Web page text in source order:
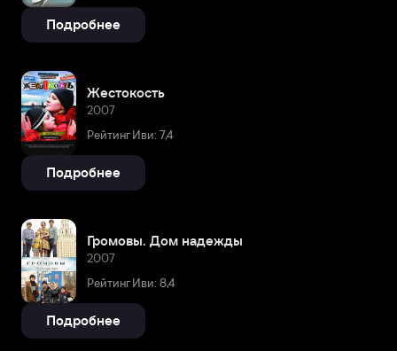
Подробнее
Жестокость
2007
Рейтинг Иви: 7,4
Подробнее
Громовы. Дом надежды
2007
Рейтинг Иви: 8,4
Подробнее